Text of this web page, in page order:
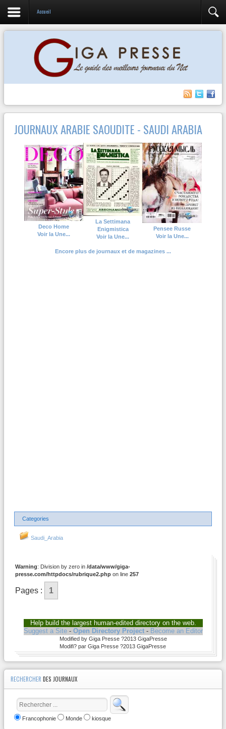
Accueil
JOURNAUX ARABIE SAOUDITE - SAUDI ARABIA
Deco Home
Voir la Une...
La Settimana
Enigmistica
Voir la Une...
Pensee Russe
Voir la Une...
Encore plus de journaux et de magazines ...
Categories
Saudi_Arabia
Warning: Division by zero in /data/www/giga-
presse.com/httpdocs/rubrique2.php on line 257
Pages : 1
Help build the largest human-edited directory on the web.
Suggest a Site- Open Directory Project- Become an Editor
Modified by Giga Presse ?2013 GigaPresse
Modifi? par Giga Presse ?2013 GigaPresse
RECHERCHER DES JOURNAUX
Francophonie Monde kiosque